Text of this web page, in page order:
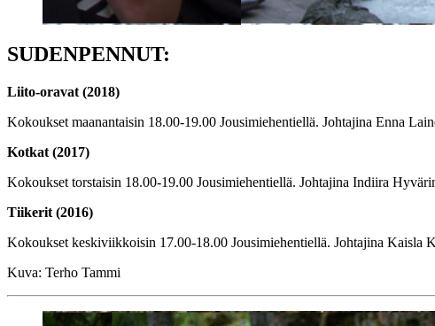
SUDENPENNUT:
Liito-oravat (2018)
Kokoukset maanantaisin 18.00-19.00 Jousimiehentiellä. Johtajina Enna
Kotkat (2017)
Kokoukset torstaisin 18.00-19.00 Jousimiehentiellä. Johtajina Indiira
Tiikerit (2016)
Kokoukset keskiviikkoisin 17.00-18.00 Jousimiehentiellä. Johtajina Kaisla
Kuva: Terho Tammi